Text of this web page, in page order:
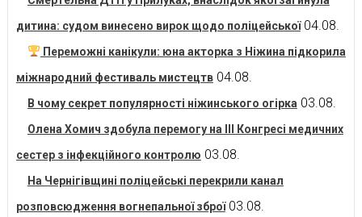
дитина: судом винесено вирок щодо поліцейської 04.08.
Переможні канікули: юна акторка з Ніжина підкорила
міжнародний фестиваль мистецтв 04.08.
В чому секрет популярності ніжинського огірка 03.08.
Олена Хомич здобула перемогу на ІІІ Конгресі медичних
сестер з інфекційного контролю 03.08.
На Чернігівщині поліцейські перекрили канал
розповсюдження вогнепальної зброї 03.08.